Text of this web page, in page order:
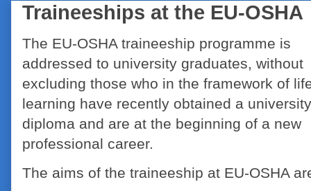
Traineeships at the EU-OSHA
The EU-OSHA traineeship programme is
addressed to university graduates, without
excluding those who in the framework of
learning have recently obtained a university
diploma and are at the beginning of a new
professional career.
The aims of the traineeship at EU-OSHA